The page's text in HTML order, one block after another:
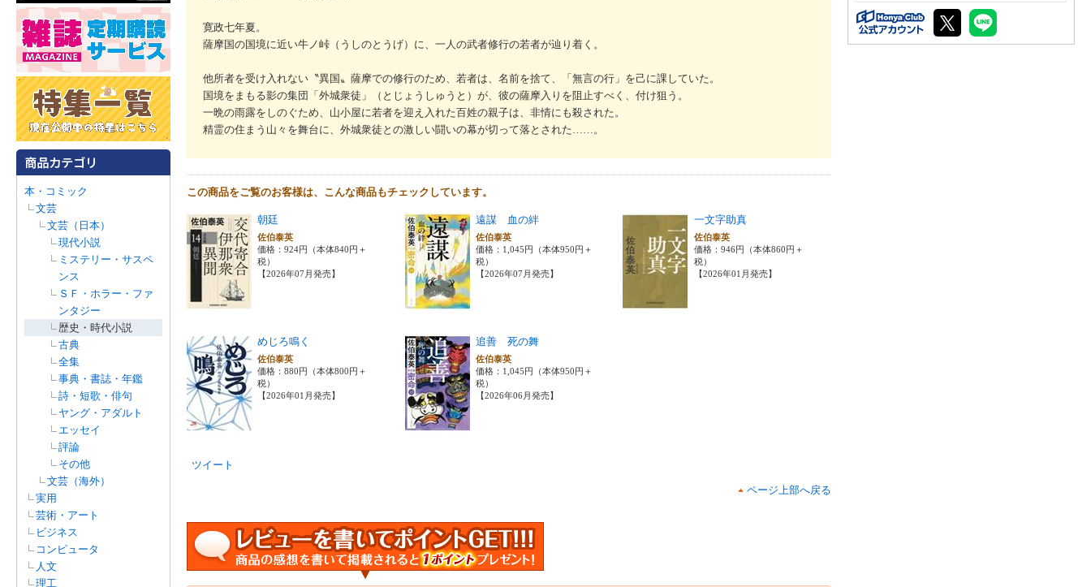
本・コミック
文芸
文芸（日本）
現代小説
ミステリー・サスペ
ンス
ＳＦ・ホラー・ファ
ンタジー
歴史・時代小説
古典
全集
事典・書誌・年鑑
詩・短歌・俳句
ヤング・アダルト
エッセイ
評論
その他
文芸（海外）
実用
芸術・アート
ビジネス
コンピュータ
人文
理工
寛政七年夏。
薩摩国の国境に近い牛ノ峠（うしのとうげ）に、一人の武者修行の若者が辿り着く。
他所者を受け入れない〝異国〟薩摩での修行のため、若者は、名前を捨て、「無言の行」を己に課していた。
国境をまもる影の集団「外城衆徒」（とじょうしゅうと）が、彼の薩摩入りを阻止すべく、付け狙う。
一晩の雨露をしのぐため、山小屋に若者を迎え入れた百姓の親子は、非情にも殺された。
精霊の住まう山々を舞台に、外城衆徒との激しい闘いの幕が切って落とされた……。
この商品をご覧のお客様は、こんな商品もチェックしています。
朝廷
佐伯泰英
価格：924円（本体840円＋
税）
【2026年07月発売】
遠謀 血の絆
佐伯泰英
価格：1,045円（本体950円＋
税）
【2026年07月発売】
一文字助真
佐伯泰英
価格：946円（本体860円＋
税）
【2026年01月発売】
めじろ鳴く
佐伯泰英
価格：880円（本体800円＋
税）
【2026年01月発売】
追善 死の舞
佐伯泰英
価格：1,045円（本体950円＋
税）
【2026年06月発売】
ツイート
ページ上部へ戻る